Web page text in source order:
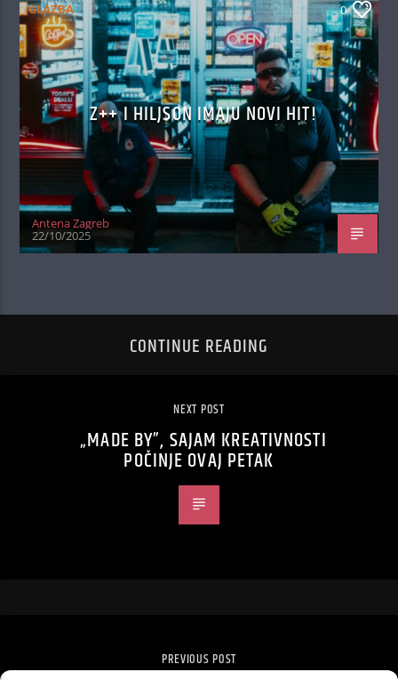
GLAZBA 0
Z++ I HILJSON IMAJU NOVI HIT!
Antena Zagreb
22/10/2025
CONTINUE READING
NEXT POST
„MADE BY”, SAJAM KREATIVNOSTI
POČINJE OVAJ PETAK
PREVIOUS POST